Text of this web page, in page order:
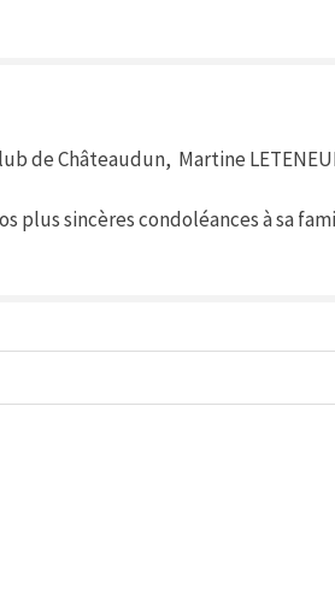
de Châteaudun, Martine
plus sincères condoléances à sa